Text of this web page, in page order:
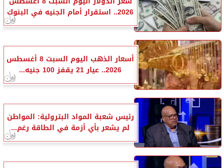
2026.. استقرار أمام الجنيه في البنوك
أسعار الذهب اليوم السبت 8 أغسطس
2026.. عيار 21 يقفز 100 جنيه...
رئيس شعبة المواد البترولية: المواطن
لم يشعر بأي أزمة في الطاقة رغم...